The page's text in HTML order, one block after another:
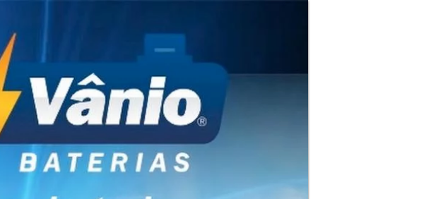
da ilha Floripa 24